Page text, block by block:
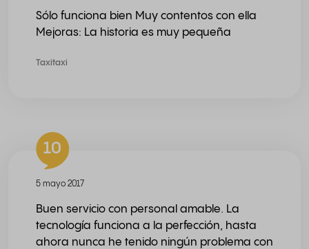
Sólo funciona bien Muy contentos con ella
Mejoras: La historia es muy pequeña
Taxitaxi
10
5 mayo 2017
Buen servicio con personal amable. La
tecnología funciona a la perfección, hasta
ahora nunca he tenido ningún problema con